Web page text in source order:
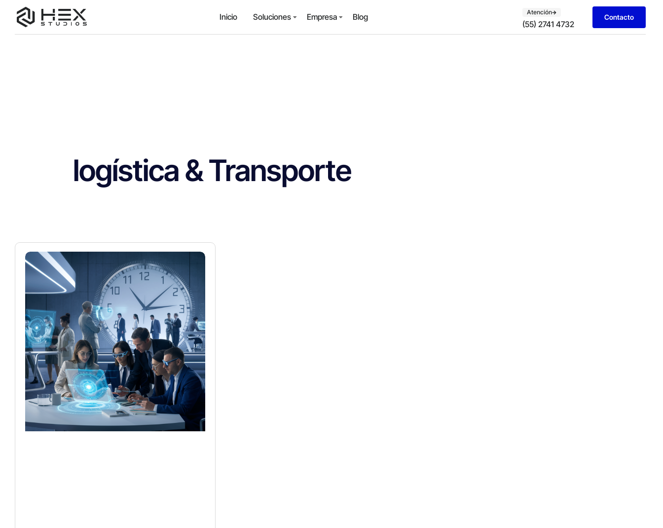
Inicio Soluciones Empresa Blog Atención
(55) 2741 4732
Contacto
logística & Transporte